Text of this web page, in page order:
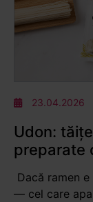
23.04.2026
Udon:
preparate
Dacă ramen
— cel care